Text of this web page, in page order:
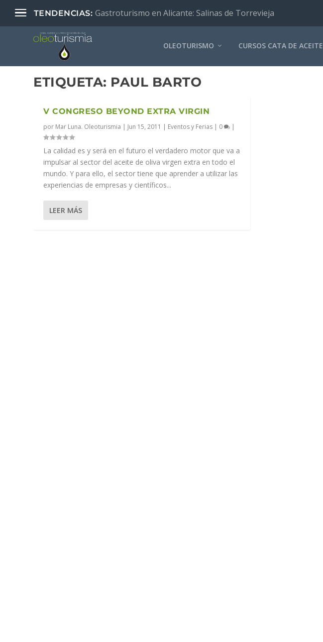
TENDENCIAS: Gastroturismo en Alicante: Salinas de Torrevieja
OLEOTURISMO CURSOS CATA DE ACEITE
ETIQUETA: PAUL BARTO
V CONGRESO BEYOND EXTRA VIRGIN
por Mar Luna. Oleoturismia | Jun 15, 2011 | Eventos y Ferias | 0 |
La calidad es y será en el futuro el verdadero motor que va a
impulsar al sector del aceite de oliva virgen extra en todo el
mundo. Y para ello, el sector tiene que aprender a utilizar las
experiencias de empresas y científicos...
LEER MÁS